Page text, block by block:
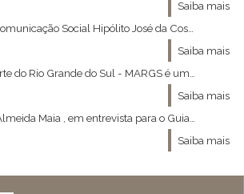
Saiba mais
Hipólito José da Costa - É um museu localizado na cidade de Porto Alegre.
Saiba mais
do Sul - MARGS é uma das mais importantes instituições culturais do Estado.
Saiba mais
- Bruno Almeida Maia , ministrante do curso Constelações Visionárias , a relação entre moda , arte e filosofia nos concedeu a ótima entrevista que se segue :
Saiba mais